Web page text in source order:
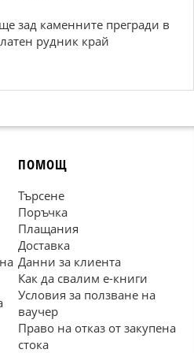
зад каменните прегради в
рудник край
ПОМОЩ
Търсене
Поръчка
Плащания
Доставка
Данни за клиента
Как да свалим е-книги
Условия за ползване на
ваучер
Право на отказ от закупена
стока